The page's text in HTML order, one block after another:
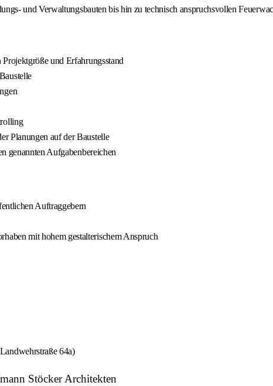
und Verwaltungsbauten bis hin zu technisch anspruchsvollen
und Erfahrungsstand
Planungen auf der Baustelle
genannten Aufgabenbereichen
Auftraggebern
mit hohem gestalterischem Anspruch
64a)
Stöcker Architekten